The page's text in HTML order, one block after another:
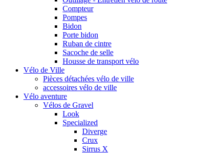
Compteur
Pompes
Bidon
Porte bidon
Ruban de cintre
Sacoche de selle
Housse de transport vélo
Vélo de Ville
Pièces détachées vélo de ville
accessoires vélo de ville
Vélo aventure
Vélos de Gravel
Look
Specialized
Diverge
Crux
Sirrus X